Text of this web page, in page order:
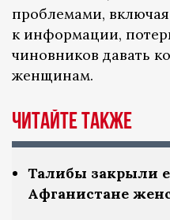
проблемами, включая
к информации,
чиновников давать
женщинам.
Читайте также
Талибы закрыли
Афганистане